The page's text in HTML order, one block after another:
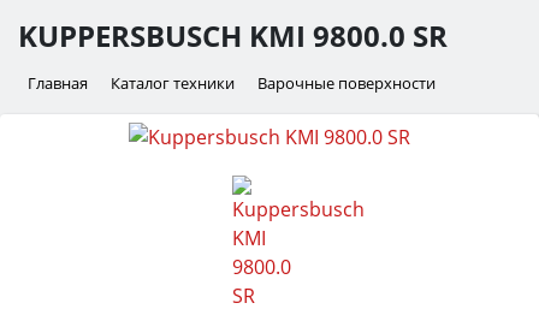
KUPPERSBUSCH KMI 9800.0 SR
Главная Каталог техники Варочные поверхности